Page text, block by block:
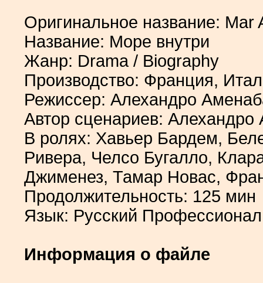
Оригинальное название: Mar
Название: Море внутри
Жанр: Drama / Biography
Производство: Франция,
Режиссер: Алехандро
Автор сценариев:
В ролях: Хавьер Бардем,
Ривера, Челсо Бугалло,
Джименез, Тамар Новас,
Продолжительность: 125 мин
Язык: Русский
Информация о файле